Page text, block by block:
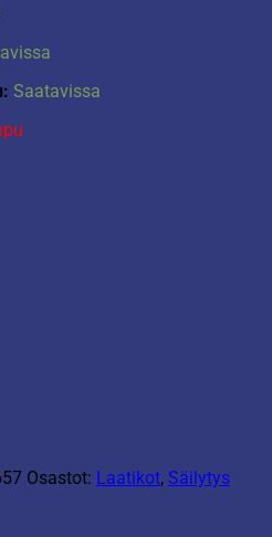
Saatavissa
Osastot: Laatikot, Säilytys